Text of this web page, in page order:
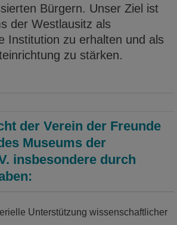
Bürgern. Unser Ziel ist
der Westlausitz als
Institution zu erhalten und als
zu stärken.
der Verein der Freunde
Museums der
insbesondere durch
Unterstützung wissenschaftlicher